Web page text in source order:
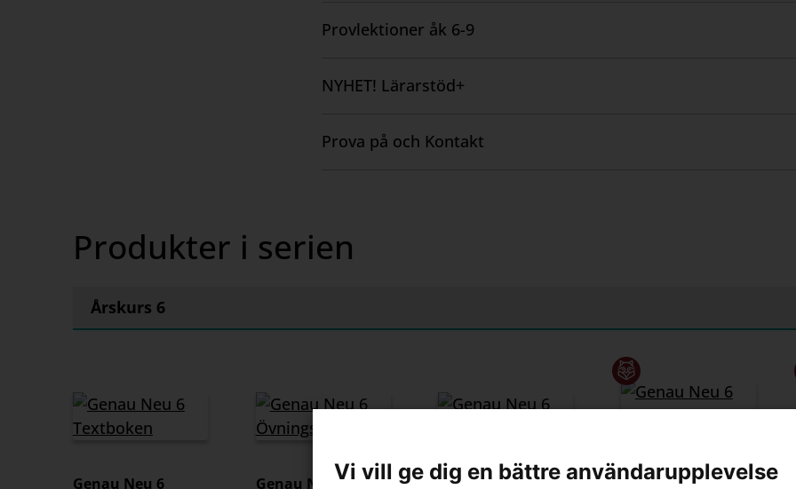
Innehåll från elevbok
använda Lärarstöd+. Notera att licensen aktiveras i samband
Provlektioner åk 6-9
Visa
NYHET! Lärarstöd+
Visa
Prova på och Kontakt
Visa
Produkter i serien
Årskurs 6
Genau Neu 6
Genau Neu 6
Genau Neu 6 Facit
Genau Neu 6
Vi vill ge dig en bättre användarupplevelse